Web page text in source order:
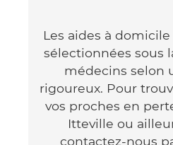
Les aides à
sélectionnées sous
médecins selon
rigoureux. Pour
vos proches en
Itteville ou
contactez-nous